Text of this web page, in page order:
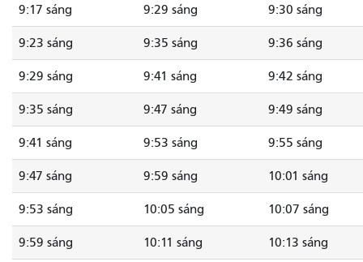
9:17 sáng 9:29 sáng 9:30 sáng
9:23 sáng 9:35 sáng 9:36 sáng
9:29 sáng 9:41 sáng 9:42 sáng
9:35 sáng 9:47 sáng 9:49 sáng
9:41 sáng 9:53 sáng 9:55 sáng
9:47 sáng 9:59 sáng 10:01 sáng
9:53 sáng 10:05 sáng 10:07 sáng
9:59 sáng 10:11 sáng 10:13 sáng